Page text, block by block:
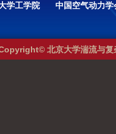
学工学院 中国空气动力学
北京大学湍流与